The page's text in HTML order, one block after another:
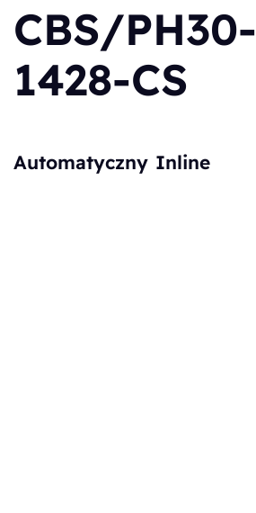
CBS/PH30-
1428-CS
Automatyczny Inline